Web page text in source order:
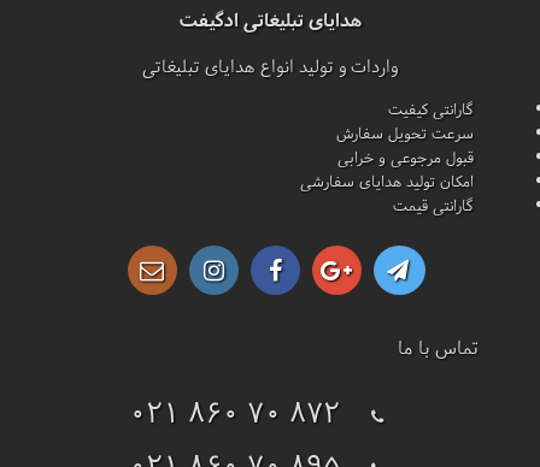
هدایای تبلیغاتی ادگیفت
واردات و تولید انواع هدایای تبلیغاتی
گارانتی کیفیت
سرعت تحویل سفارش
قبول مرجوعی و خرابی
امکان تولید هدایای سفارشی
گارانتی قیمت
تماس با ما
021 860 70 872